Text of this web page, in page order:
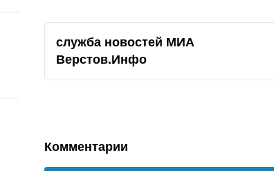
служба новостей МИА
Верстов.Инфо
Комментарии